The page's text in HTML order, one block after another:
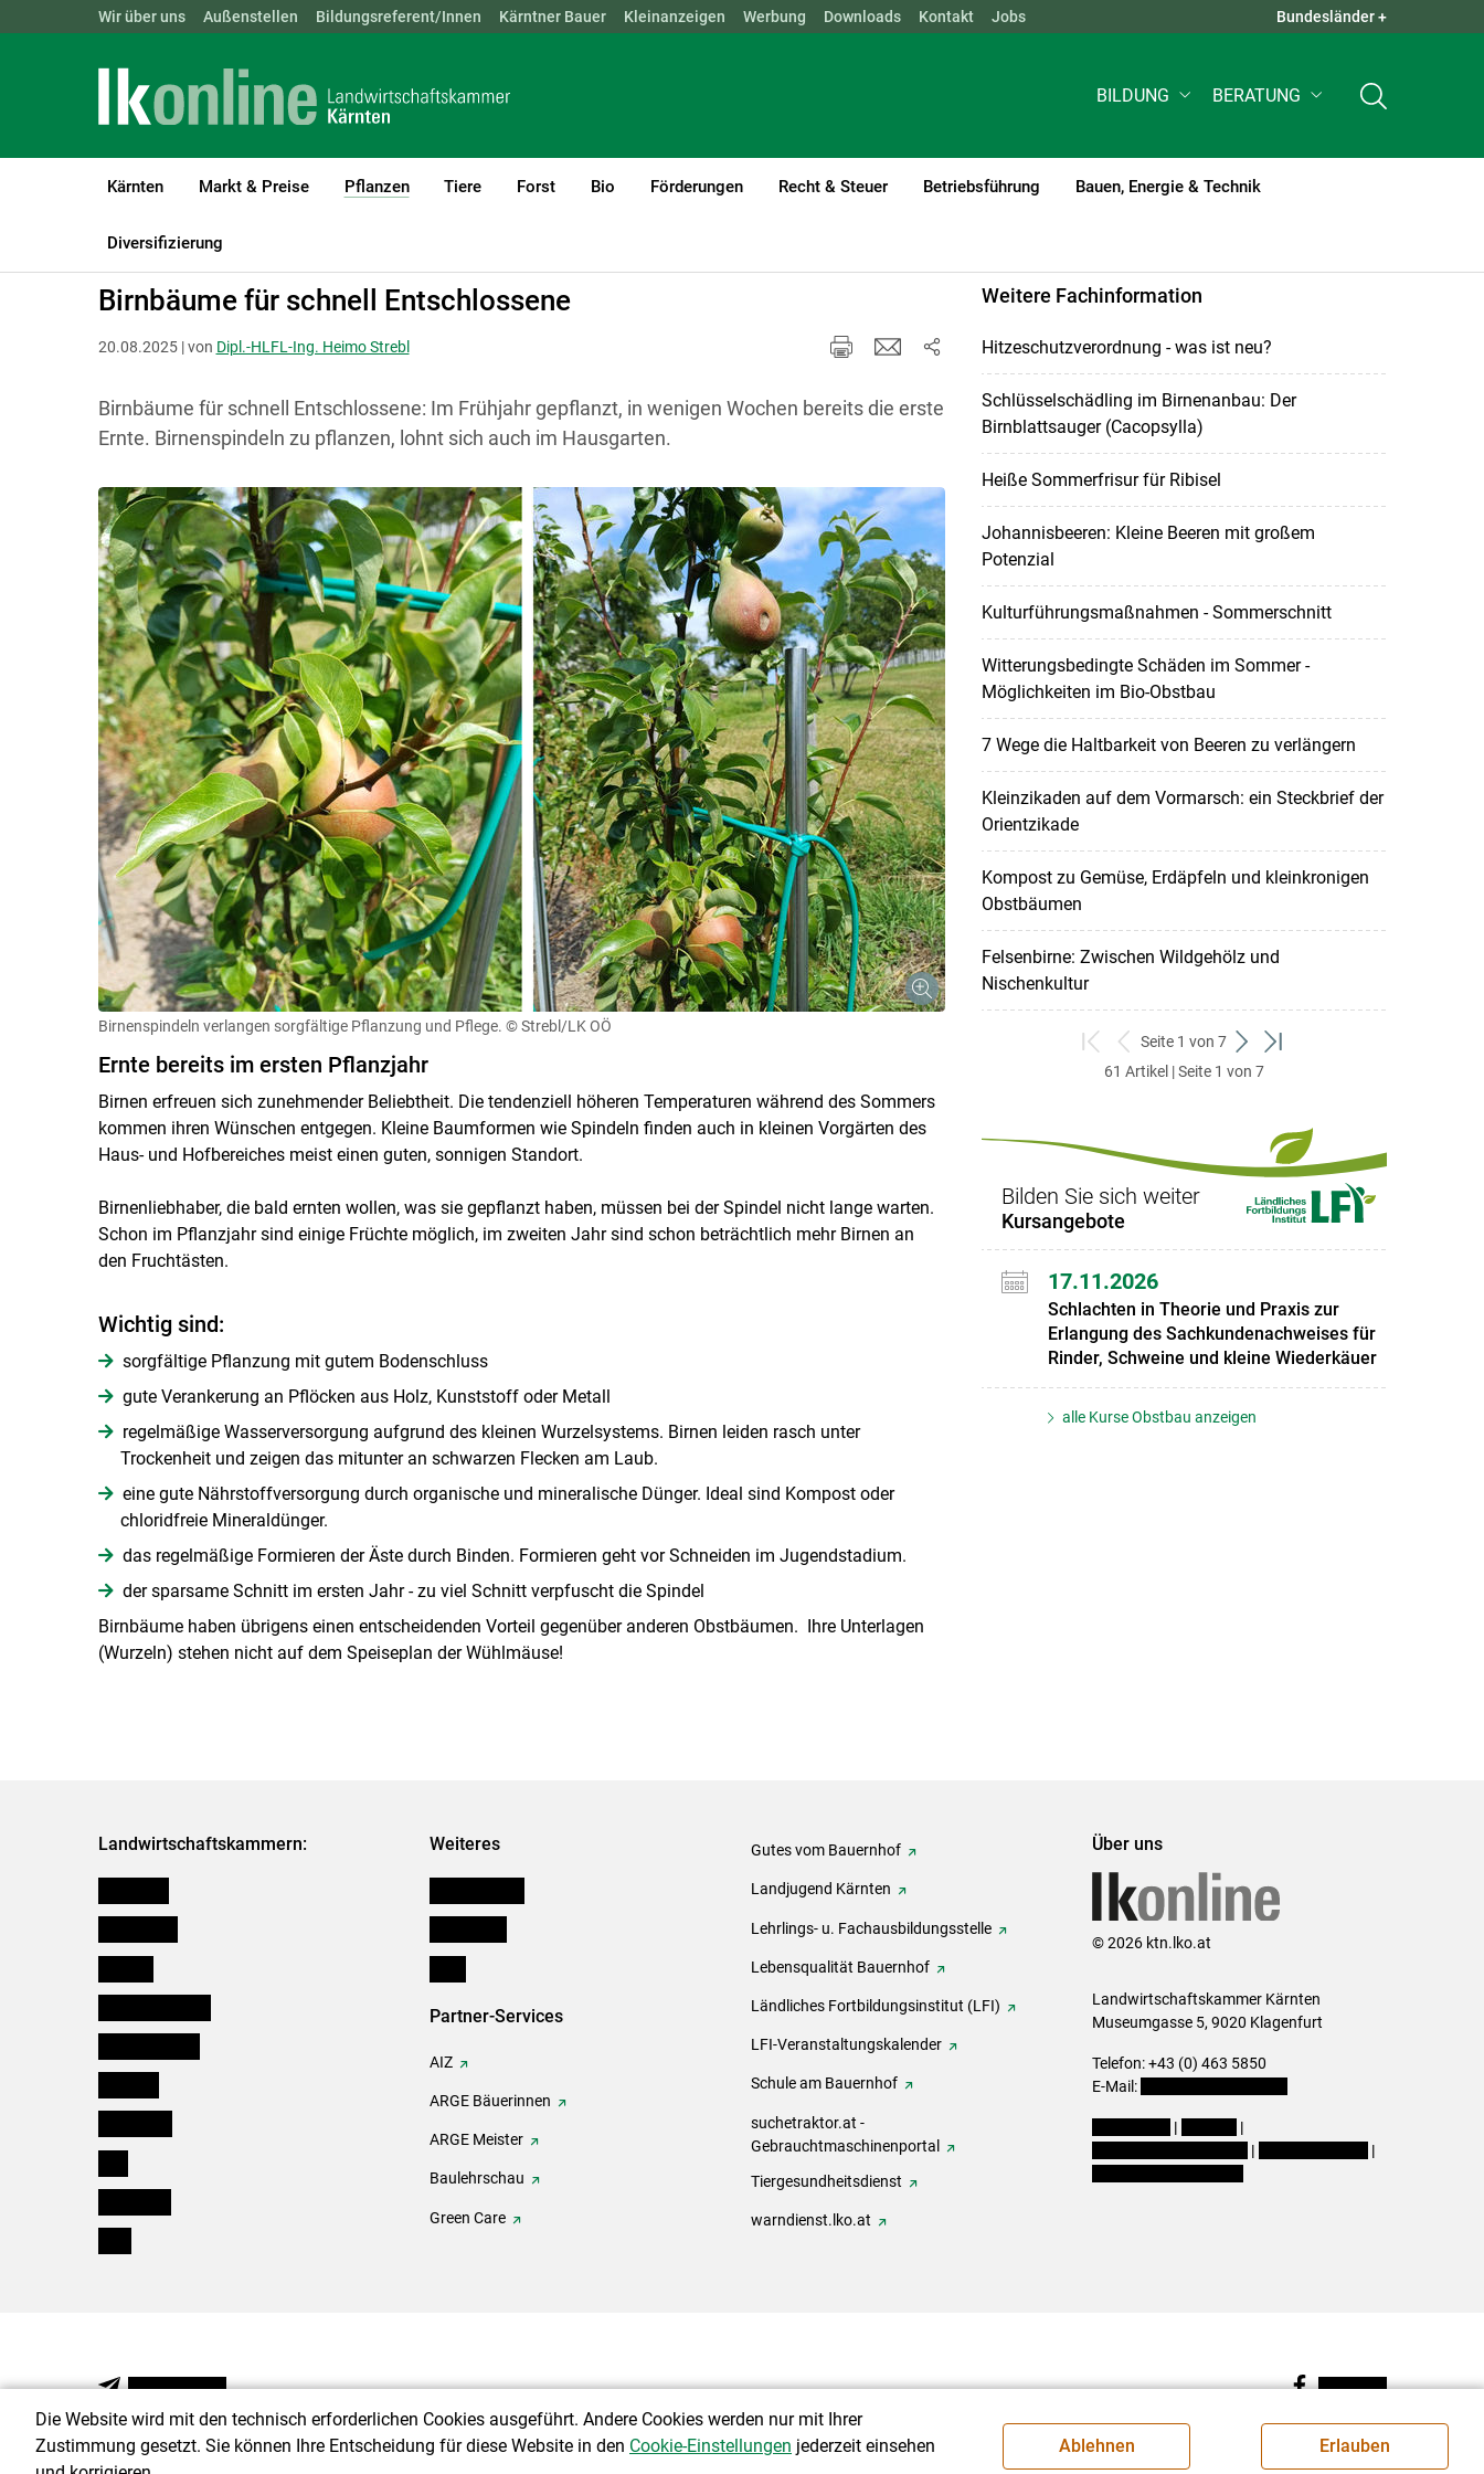
Skip to main content
Landwirtschaftskammern: ÖSTERREICH BGLD KTN NÖ OÖ SBG STMK TIROL VBG WIEN QUICK LINKS +
Wir über uns Außenstellen Bildungsreferent/Innen Kärntner Bauer Kleinanzeigen Werbung Downloads Kontakt Jobs Bundesländer +
BILDUNG BERATUNG
Kärnten Markt & Preise Pflanzen
(current)1
Tiere Forst Bio Förderungen Recht & Steuer Betriebsführung Bauen, Energie & Technik
Diversifizierung
LK Kärnten Pflanzen
Birnbäume für schnell Entschlossene
20.08.2025 | von Dipl.-HLFL-Ing. Heimo Strebl
Birnbäume für schnell Entschlossene: Im Frühjahr gepflanzt, in wenigen Wochen bereits die erste
Ernte. Birnenspindeln zu pflanzen, lohnt sich auch im Hausgarten.
Birnenspindeln verlangen sorgfältige Pflanzung und Pflege. © Strebl/LK OÖ
Ernte bereits im ersten Pflanzjahr
Birnen erfreuen sich zunehmender Beliebtheit. Die tendenziell höheren Temperaturen während des Sommers
kommen ihren Wünschen entgegen. Kleine Baumformen wie Spindeln finden auch in kleinen Vorgärten des
Haus- und Hofbereiches meist einen guten, sonnigen Standort.
Birnenliebhaber, die bald ernten wollen, was sie gepflanzt haben, müssen bei der Spindel nicht lange warten.
Schon im Pflanzjahr sind einige Früchte möglich, im zweiten Jahr sind schon beträchtlich mehr Birnen an
den Fruchtästen.
Wichtig sind:
sorgfältige Pflanzung mit gutem Bodenschluss
gute Verankerung an Pflöcken aus Holz, Kunststoff oder Metall
regelmäßige Wasserversorgung aufgrund des kleinen Wurzelsystems. Birnen leiden rasch unter
Trockenheit und zeigen das mitunter an schwarzen Flecken am Laub.
eine gute Nährstoffversorgung durch organische und mineralische Dünger. Ideal sind Kompost oder
chloridfreie Mineraldünger.
das regelmäßige Formieren der Äste durch Binden. Formieren geht vor Schneiden im Jugendstadium.
der sparsame Schnitt im ersten Jahr - zu viel Schnitt verpfuscht die Spindel
Birnbäume haben übrigens einen entscheidenden Vorteil gegenüber anderen Obstbäumen. Ihre Unterlagen
(Wurzeln) stehen nicht auf dem Speiseplan der Wühlmäuse!
Weitere Fachinformation
Hitzeschutzverordnung - was ist neu?
Schlüsselschädling im Birnenanbau: Der
Birnblattsauger (Cacopsylla)
Heiße Sommerfrisur für Ribisel
Johannisbeeren: Kleine Beeren mit großem
Potenzial
Kulturführungsmaßnahmen - Sommerschnitt
Witterungsbedingte Schäden im Sommer -
Möglichkeiten im Bio-Obstbau
7 Wege die Haltbarkeit von Beeren zu verlängern
Kleinzikaden auf dem Vormarsch: ein Steckbrief der
Orientzikade
Kompost zu Gemüse, Erdäpfeln und kleinkronigen
Obstbäumen
Felsenbirne: Zwischen Wildgehölz und
Nischenkultur
zum
ersten
zurück
zum
Seite 1 von 7
weiter
zum
zum
61 Artikel | Seite 1 von 7
Bilden Sie sich weiter
Kursangebote
17.11.2026
Schlachten in Theorie und Praxis zur
Erlangung des Sachkundenachweises für
Rinder, Schweine und kleine Wiederkäuer
alle Kurse Obstbau anzeigen
Landwirtschaftskammern: Weiteres
Partner-Services
AIZ
ARGE Bäuerinnen
ARGE Meister
Baulehrschau
Green Care
Gutes vom Bauernhof
Landjugend Kärnten
Lehrlings- u. Fachausbildungsstelle
Lebensqualität Bauernhof
Ländliches Fortbildungsinstitut (LFI)
LFI-Veranstaltungskalender
Schule am Bauernhof
suchetraktor.at -
Gebrauchtmaschinenportal
Tiergesundheitsdienst
warndienst.lko.at
Über uns
© 2026 ktn.lko.at
Landwirtschaftskammer Kärnten
Museumgasse 5, 9020 Klagenfurt
Telefon: +43 (0) 463 5850
E-Mail:
|
|
|
|
NEWSLETTER Facebook
Die Website wird mit den technisch erforderlichen Cookies ausgeführt. Andere Cookies werden nur mit Ihrer
Zustimmung gesetzt. Sie können Ihre Entscheidung für diese Website in den Cookie-Einstellungen jederzeit einsehen
Ablehnen Erlauben